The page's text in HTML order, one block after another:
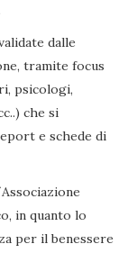
dalle
tramite focus
psicologi,
che si
e schede di
in quanto lo
per il benessere